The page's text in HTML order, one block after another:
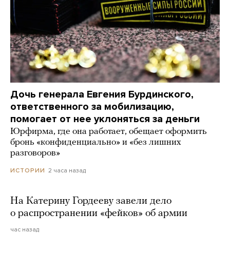
Дочь генерала Евгения Бурдинского,
ответственного за мобилизацию,
помогает от нее уклоняться за деньги
Юрфирма, где она работает, обещает оформить
бронь «конфиденциально» и «без лишних
разговоров»
ИСТОРИИ 2 часа назад
На Катерину Гордееву завели дело
о распространении «фейков» об армии
час назад